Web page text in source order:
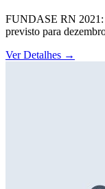
FUNDASE RN 2021:
previsto para
Ver Detalhes →